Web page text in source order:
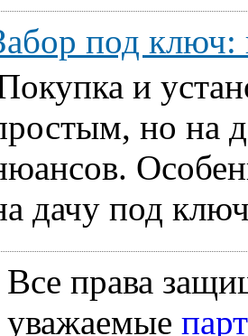
под ключ:
и
но на
дачу под
Все права
уважаемые